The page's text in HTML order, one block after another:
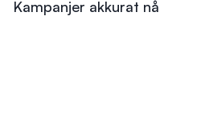
Kampanjer akkurat nå